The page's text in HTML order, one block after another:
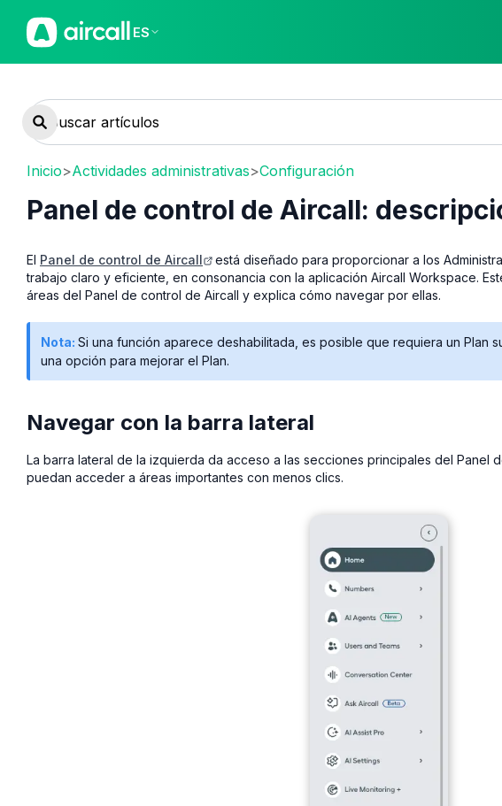
ES
Inicio>Actividades administrativas>Configuración
Panel de control de Aircall:
El Panel de control de Aircall
está diseñado para proporcionar a los
trabajo claro y eficiente, en consonancia con la aplicación Aircall Workspace.
áreas del Panel de control de Aircall y explica cómo navegar por ellas.
Nota: Si una función aparece deshabilitada, es posible que requiera un Plan
una opción para mejorar el Plan.
Navegar con la barra lateral
La barra lateral de la izquierda da acceso a las secciones principales del Panel
puedan acceder a áreas importantes con menos clics.